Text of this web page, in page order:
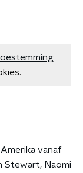
vanaf
Stewart, Naomi